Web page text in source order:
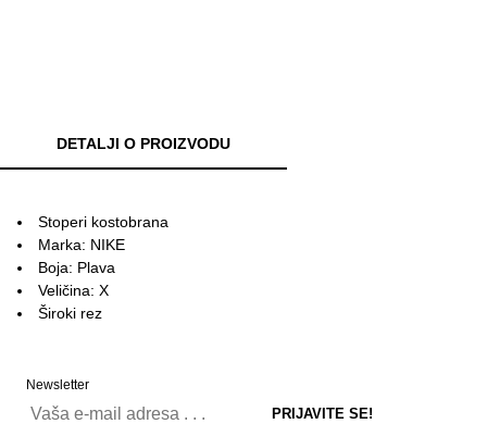
DETALJI O PROIZVODU
Stoperi kostobrana
Marka: NIKE
Boja: Plava
Veličina: X
Široki rez
Newsletter